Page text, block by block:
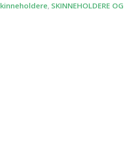
, SKINNEHOLDERE OG